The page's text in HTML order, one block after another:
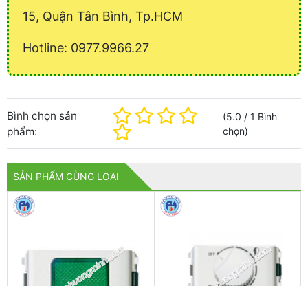
15, Quận Tân Bình, Tp.HCM
Hotline: 0977.9966.27
Bình chọn sản
phẩm:
(5.0 /1 Bình
chọn)
SẢN PHẨM CÙNG LOẠI